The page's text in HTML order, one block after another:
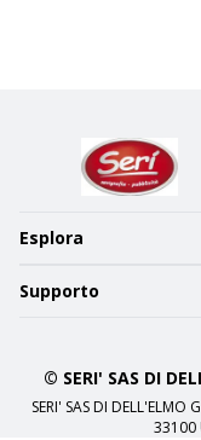
Esplora
Supporto
© SERI' SAS DI
SERI' SAS DI DELL'ELMO
33100